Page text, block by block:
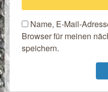
Name, E-Mail-
Browser für meinen
speichern.